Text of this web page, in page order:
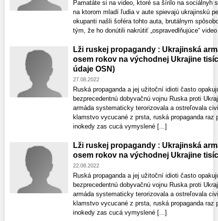
Pamatáte si na video, ktoré sa šírilo na sociálnyh
na ktorom mladí ľudia v aute spievajú ukrajinskú
okupanti našli šoféra tohto auta, brutálnym
tým, že ho donútili nakrútiť „ospravedlňujúce“
Lži ruskej propagandy : Ukrajinská
osem rokov na východnej Ukrajine
údaje OSN)
27.08.2022
Ruská propaganda a jej užitoční idioti často
bezprecedentnú dobyvačnú vojnu Ruska proti
armáda systematicky terorizovala a ostreľovala
klamstvo vycucané z prsta, ruská propaganda
inokedy zas cucá vymyslené [...]
Lži ruskej propagandy : Ukrajinská
osem rokov na východnej Ukrajine
22.08.2022
Ruská propaganda a jej užitoční idioti často
bezprecedentnú dobyvačnú vojnu Ruska proti
armáda systematicky terorizovala a ostreľovala
klamstvo vycucané z prsta, ruská propaganda
inokedy zas cucá vymyslené [...]